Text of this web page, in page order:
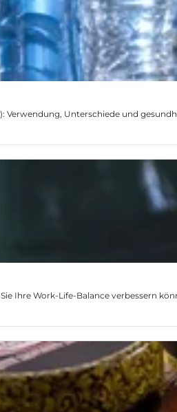
Verwendung, Unterschiede und
Ihre Work-Life-Balance verbessern